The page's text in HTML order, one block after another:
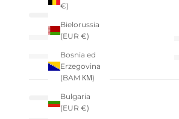
€)
Bielorussia
(EUR €)
Bosnia ed
Erzegovina
(BAM КМ)
Bulgaria
(EUR €)